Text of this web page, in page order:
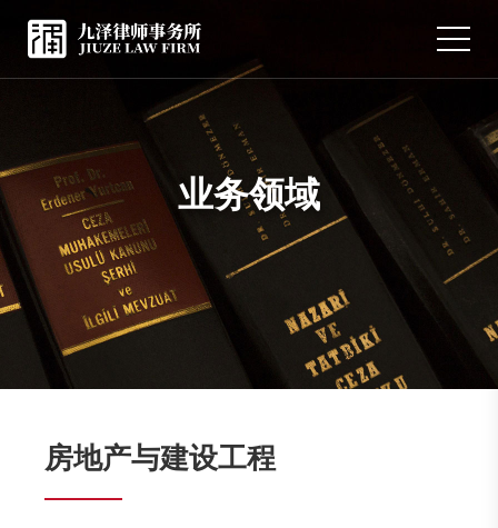
业务领域
房地产与建设工程